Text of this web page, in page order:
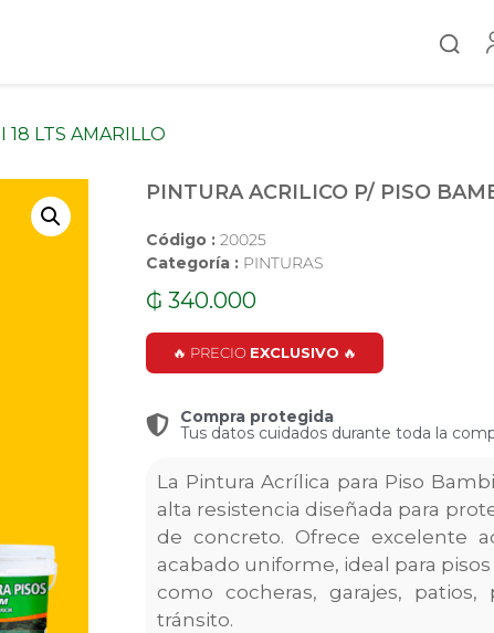
18 LTS AMARILLO
PINTURA ACRILICO P/ PISO
Código : 20025
Categoría : PINTURAS
₲ 340.000
🔥 PRECIO EXCLUSIVO 🔥
Compra protegida
Tus datos cuidados durante toda la
La Pintura Acrílica para Piso
alta resistencia diseñada para
de concreto. Ofrece excelente
acabado uniforme, ideal para
como cocheras, garajes,
tránsito.